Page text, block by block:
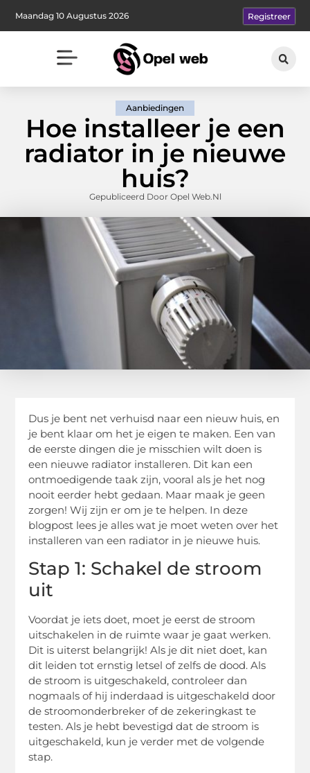
Maandag 10 Augustus 2026 Registreer
Aanbiedingen
Hoe installeer je een
radiator in je nieuwe
huis?
Gepubliceerd Door Opel Web.nl
Dus je bent net verhuisd naar een nieuw huis, en
je bent klaar om het je eigen te maken. Een van
de eerste dingen die je misschien wilt doen is
een nieuwe radiator installeren. Dit kan een
ontmoedigende taak zijn, vooral als je het nog
nooit eerder hebt gedaan. Maar maak je geen
zorgen! Wij zijn er om je te helpen. In deze
blogpost lees je alles wat je moet weten over het
installeren van een radiator in je nieuwe huis.
Stap 1: Schakel de stroom
uit
Voordat je iets doet, moet je eerst de stroom
uitschakelen in de ruimte waar je gaat werken.
Dit is uiterst belangrijk! Als je dit niet doet, kan
dit leiden tot ernstig letsel of zelfs de dood. Als
de stroom is uitgeschakeld, controleer dan
nogmaals of hij inderdaad is uitgeschakeld door
de stroomonderbreker of de zekeringkast te
testen. Als je hebt bevestigd dat de stroom is
uitgeschakeld, kun je verder met de volgende
stap.